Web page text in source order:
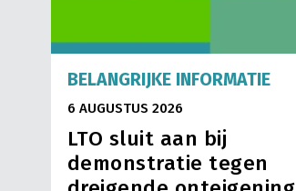
BELANGRIJKE INFORMATIE
6 AUGUSTUS 2026
LTO sluit aan bij
demonstratie tegen